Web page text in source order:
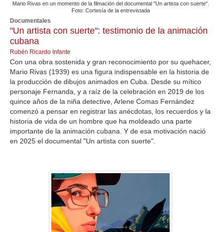
Mario Rivas en un momento de la filmación del documental "Un artista con suerte".
Foto: Cortesía de la entrevistada
Documentales
"Un artista con suerte": testimonio de la animación
cubana
Rubén Ricardo Infante
Con una obra sostenida y gran reconocimiento por su quehacer,
Mario Rivas (1939) es una figura indispensable en la historia de
la producción de dibujos animados en Cuba. Desde su mítico
personaje Fernanda, y a raíz de la celebración en 2019 de los
quince años de la niña detective, Arlene Comas Fernández
comenzó a pensar en registrar las anécdotas, los recuerdos y la
historia de vida de un hombre que ha moldeado una parte
importante de la animación cubana. Y de esa motivación nació
en 2025 el documental "Un artista con suerte".